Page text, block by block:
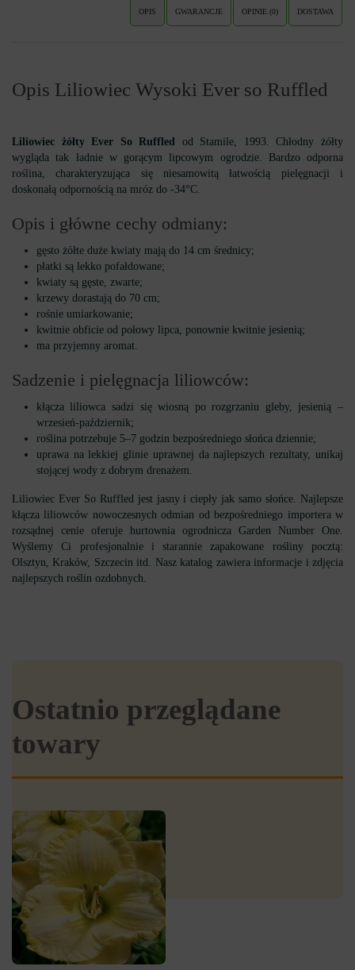
OPIS GWARANCJE OPINIE (0) DOSTAWA
Opis Liliowiec Wysoki Ever so Ruffled
Liliowiec żółty Ever So Ruffled od Stamile, 1993. Chłodny żółty
wygląda tak ładnie w gorącym lipcowym ogrodzie. Bardzo odporna
roślina, charakteryzująca się niesamowitą łatwością pielęgnacji i
doskonałą odpornością na mróz do -34°C.
Opis i główne cechy odmiany:
gęsto żółte duże kwiaty mają do 14 cm średnicy;
płatki są lekko pofałdowane;
kwiaty są gęste, zwarte;
krzewy dorastają do 70 cm;
rośnie umiarkowanie;
kwitnie obficie od połowy lipca, ponownie kwitnie jesienią;
ma przyjemny aromat.
Sadzenie i pielęgnacja liliowców:
kłącza liliowca sadzi się wiosną po rozgrzaniu gleby, jesienią –
wrzesień-październik;
roślina potrzebuje 5–7 godzin bezpośredniego słońca dziennie;
uprawa na lekkiej glinie uprawnej da najlepszych rezultaty, unikaj
stojącej wody z dobrym drenażem.
Liliowiec Ever So Ruffled jest jasny i ciepły jak samo słońce. Najlepsze
kłącza liliowców nowoczesnych odmian od bezpośredniego importera w
rozsądnej cenie oferuje hurtownia ogrodnicza Garden Number One.
Wyślemy Ci profesjonalnie i starannie zapakowane rośliny pocztą:
Olsztyn, Kraków, Szczecin itd. Nasz katalog zawiera informacje i zdjęcia
najlepszych roślin ozdobnych.
Ostatnio przeglądane
towary